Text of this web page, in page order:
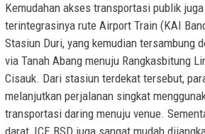
Kemudahan akses transportasi publik
terintegrasinya rute Airport Train (KAI
Stasiun Duri, yang kemudian tersambung
via Tanah Abang menuju Rangkasbitung
Cisauk. Dari stasiun terdekat tersebut,
melanjutkan perjalanan singkat
transportasi daring menuju venue.